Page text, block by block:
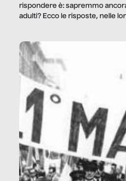
rispondere è: sapremmo
adulti? Ecco le risposte, nelle